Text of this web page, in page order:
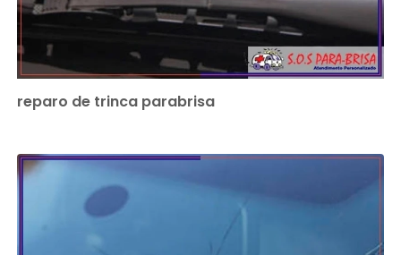
reparo de trinca parabrisa